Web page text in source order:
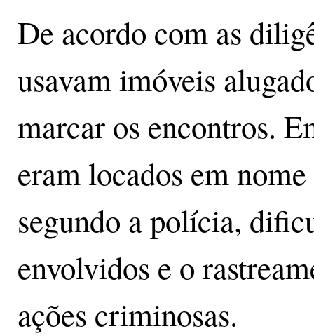
De acordo com as
usavam imóveis
marcar os encontros.
eram locados em
segundo a polícia,
envolvidos e o
ações criminosas.